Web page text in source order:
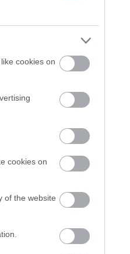
cookies on
cookies on
of the website
libris (1) Ezópus (2) ezzel
fagyi
(2 ) fazék (1) fehér gólya
(2) felelősség
Ferenc pápa (1)
fideszburger
fíling
fonoszemantika
(1
Fordítókalauz (1)
frájer
) franc
funkcionalizmus (
füttybeszéd (1) füttynelv
genderelmélet (1
Chaucer
germanizmus